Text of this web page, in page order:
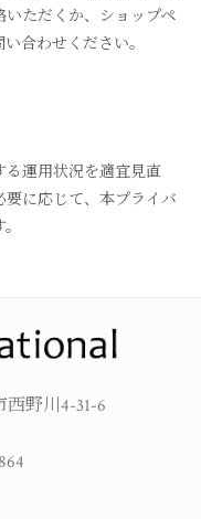
ただくか、ショップペ
合わせください。
る運用状況を適宜見直
要に応じて、本プライバ
野川4-31-6